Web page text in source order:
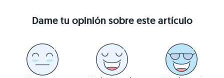
Dame tu opinión sobre este artículo